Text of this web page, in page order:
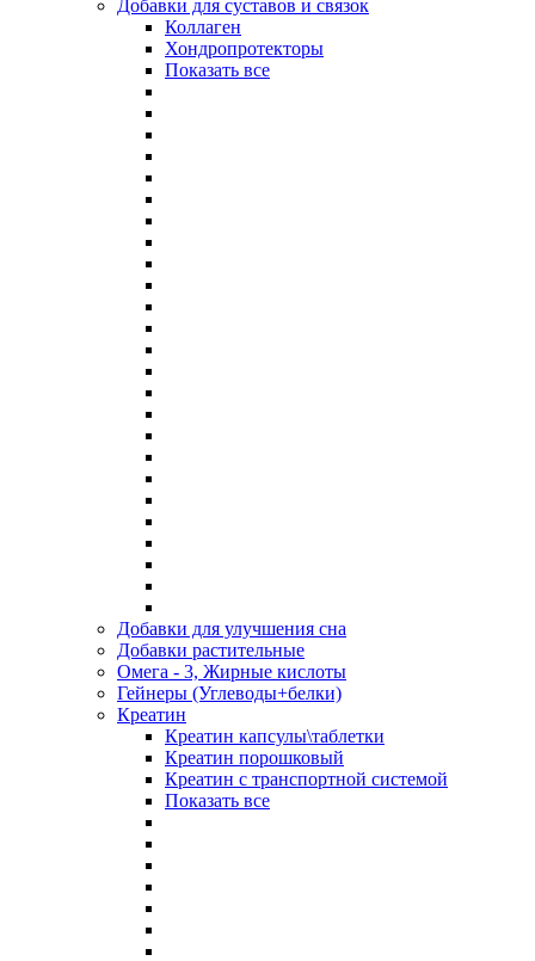
Добавки для суставов и связок
Коллаген
Хондропротекторы
Показать все
Добавки для улучшения сна
Добавки растительные
Омега - 3, Жирные кислоты
Гейнеры (Углеводы+белки)
Креатин
Креатин капсулы\таблетки
Креатин порошковый
Креатин с транспортной системой
Показать все